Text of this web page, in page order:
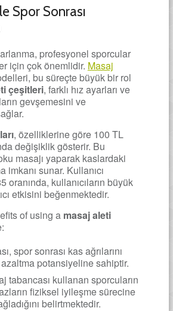
Spor Sonrası
profesyonel sporcular
için çok önemlidir. Masaj
bu süreçte büyük bir rol
çeşitleri, farklı hız ayarları ve
gevşemesini ve
, özelliklerine göre 100 TL
değişiklik gösterir. Bu
masajı yaparak kaslardaki
sunar. Kullanıcı
oranında, kullanıcıların büyük
etkisini beğenmektedir.
of using a masaj aleti
spor sonrası kas ağrılarını
potansiyeline sahiptir.
tabancası kullanan sporcuların
fiziksel iyileşme sürecine
belirtmektedir.